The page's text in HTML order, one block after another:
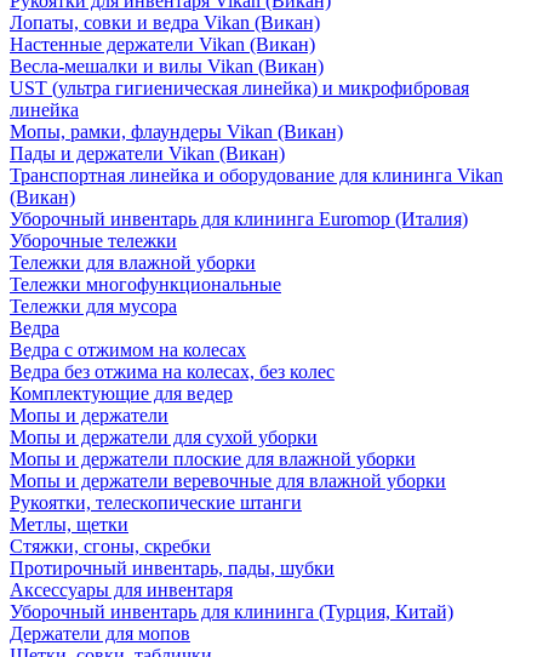
Лопаты, совки и ведра Vikan (Викан)
Настенные держатели Vikan (Викан)
Весла-мешалки и вилы Vikan (Викан)
UST (ультра гигиеническая линейка) и микрофибровая
линейка
Мопы, рамки, флаундеры Vikan (Викан)
Пады и держатели Vikan (Викан)
Транспортная линейка и оборудование для клининга Vikan
(Викан)
Уборочный инвентарь для клининга Euromop (Италия)
Уборочные тележки
Тележки для влажной уборки
Тележки многофункциональные
Тележки для мусора
Ведра
Ведра с отжимом на колесах
Ведра без отжима на колесах, без колес
Комплектующие для ведер
Мопы и держатели
Мопы и держатели для сухой уборки
Мопы и держатели плоские для влажной уборки
Мопы и держатели веревочные для влажной уборки
Рукоятки, телескопические штанги
Метлы, щетки
Стяжки, сгоны, скребки
Протирочный инвентарь, пады, шубки
Аксессуары для инвентаря
Уборочный инвентарь для клининга (Турция, Китай)
Держатели для мопов